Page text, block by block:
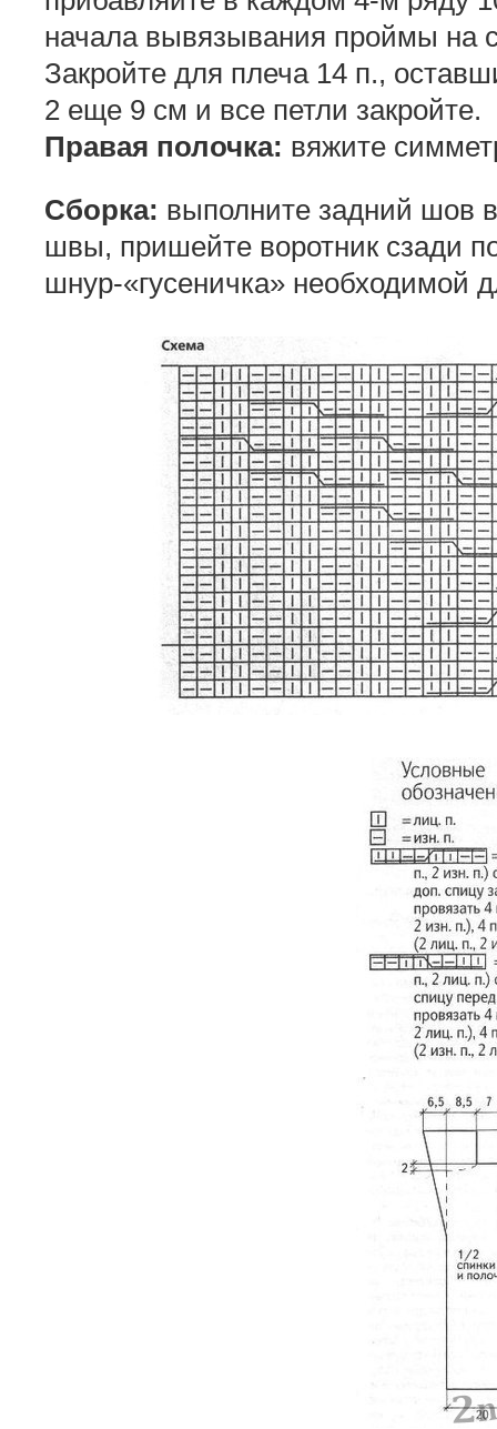
начала вывязывания проймы на
Закройте для плеча 14 п.,
2 еще 9 см и все петли закройте.
Правая полочка: вяжите
Сборка: выполните задний шов
швы, пришейте воротник сзади
шнур-«гусеничка» необходимой